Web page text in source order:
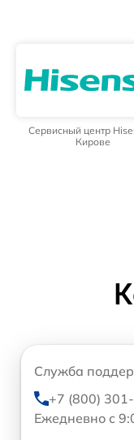
Сервисный центр
Кирове
Служба
+7 (800)
Ежедневно с